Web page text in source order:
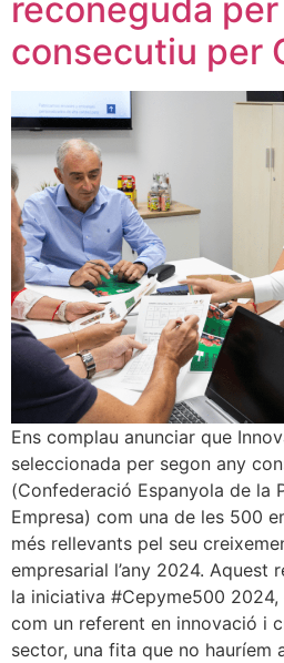
reconeguda
consecutiu per
Ens complau anunciar que
seleccionada per segon any
(Confederació Espanyola de la
Empresa) com una de les 500
més rellevants pel seu
empresarial l’any 2024. Aquest
la iniciativa #Cepyme500
com un referent en innovació i
sector, una fita que no hauríem